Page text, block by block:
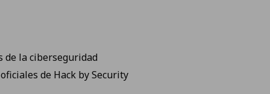
de la ciberseguridad
de Hack by Security